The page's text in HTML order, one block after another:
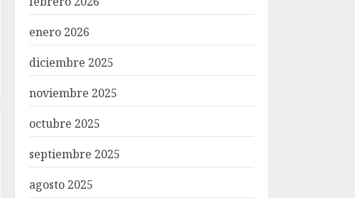
enero 2026
diciembre 2025
noviembre 2025
octubre 2025
septiembre 2025
agosto 2025